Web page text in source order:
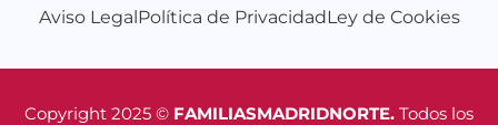
Aviso LegalPolítica de PrivacidadLey de Cookies
Copyright 2025 © FAMILIASMADRIDNORTE. Todos los